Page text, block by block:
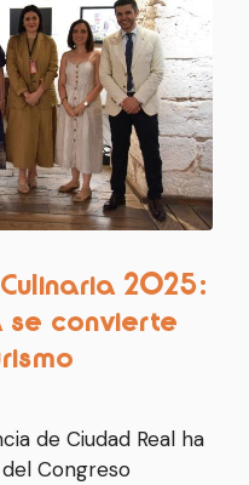
2025:
se convierte
de Ciudad Real ha
Congreso